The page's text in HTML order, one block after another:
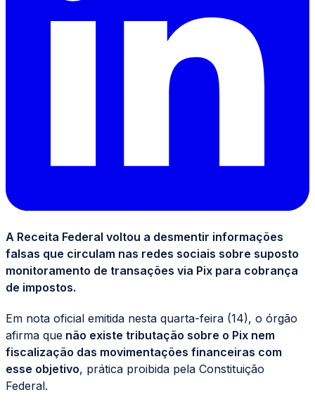
A Receita Federal voltou a desmentir informações
falsas que circulam nas redes sociais sobre suposto
monitoramento de transações via Pix para cobrança
de impostos.
Em nota oficial emitida nesta quarta-feira (14), o órgão
afirma que não existe tributação sobre o Pix nem
fiscalização das movimentações financeiras com
esse objetivo, prática proibida pela Constituição
Federal.